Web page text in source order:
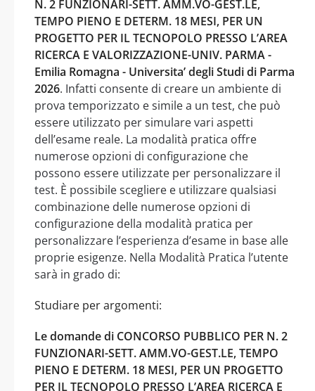
N. 2 FUNZIONARI-SETT. AMM.VO-GEST.LE,
TEMPO PIENO E DETERM. 18 MESI, PER UN
PROGETTO PER IL TECNOPOLO PRESSO L’AREA
RICERCA E VALORIZZAZIONE-UNIV. PARMA -
Emilia Romagna - Universita’ degli Studi di Parma
2026. Infatti consente di creare un ambiente di
prova temporizzato e simile a un test, che può
essere utilizzato per simulare vari aspetti
dell’esame reale. La modalità pratica offre
numerose opzioni di configurazione che
possono essere utilizzate per personalizzare il
test. È possibile scegliere e utilizzare qualsiasi
combinazione delle numerose opzioni di
configurazione della modalità pratica per
personalizzare l’esperienza d’esame in base alle
proprie esigenze. Nella Modalità Pratica l’utente
sarà in grado di:
Studiare per argomenti:
Le domande di CONCORSO PUBBLICO PER N. 2
FUNZIONARI-SETT. AMM.VO-GEST.LE, TEMPO
PIENO E DETERM. 18 MESI, PER UN PROGETTO
PER IL TECNOPOLO PRESSO L’AREA RICERCA E